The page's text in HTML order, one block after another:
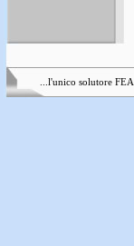
...l'unico solutore FEA